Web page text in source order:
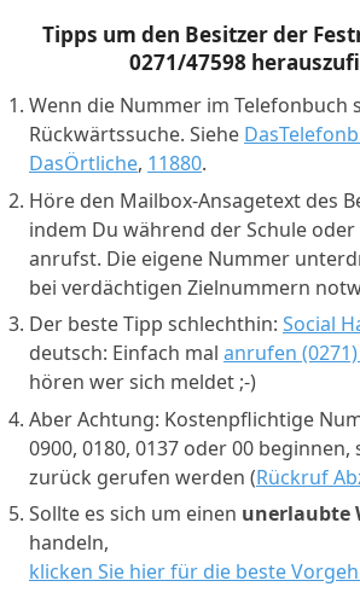
Tipps um den Besitzer der
0271/47598
Wenn die Nummer im Telefonbuch
Rückwärtssuche. Siehe
DasÖrtliche, 11880.
Höre den Mailbox-Ansagetext des
indem Du während der Schule
anrufst. Die eigene Nummer
bei verdächtigen Zielnummern
Der beste Tipp schlechthin: Social
deutsch: Einfach mal anrufen
hören wer sich meldet ;-)
Aber Achtung: Kostenpflichtige
0900, 0180, 0137 oder 00 beginnen,
zurück gerufen werden (Rückruf
Sollte es sich um einen unerlaubte
handeln,
klicken Sie hier für die beste